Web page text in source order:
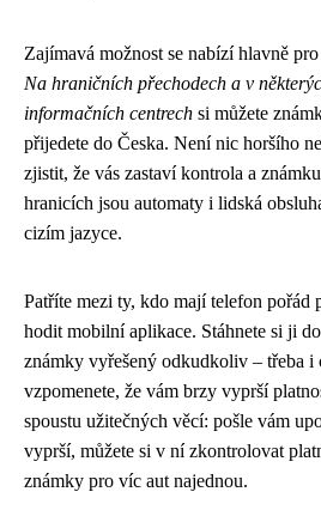
Zajímavá možnost se nabízí hlavně
Na hraničních přechodech a v
informačních centrech si můžete
přijedete do Česka. Není nic horšího
zjistit, že vás zastaví kontrola a
hranicích jsou automaty i lidská
cizím jazyce.
Patříte mezi ty, kdo mají telefon pořád
hodit mobilní aplikace. Stáhnete si ji
známky vyřešený odkudkoliv – třeba i
vzpomenete, že vám brzy vyprší
spoustu užitečných věcí: pošle vám
vyprší, můžete si v ní zkontrolovat
známky pro víc aut najednou.